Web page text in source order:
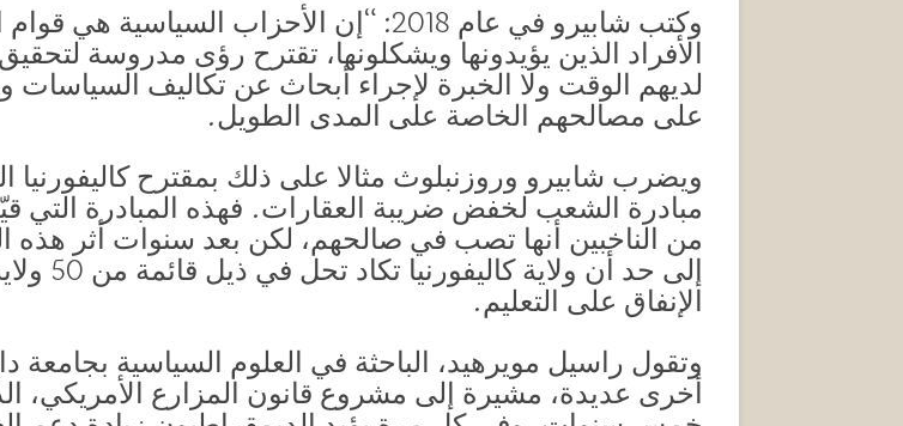
وكتب شابيرو في عام 2018: “إن الأحزاب
الأفراد الذين يؤيدونها ويشكلونها، تقترح رؤى مدروسة
لديهم الوقت ولا الخبرة لإجراء أبحاث عن تكاليف السياسات
على مصالحهم الخاصة على المدى الطويل.
مبادرة الشعب لخفض ضريبة العقارات. فهذه المبادرة التي
من الناخبين أنها تصب في صالحهم، لكن بعد سنوات أثر هذه
إلى حد
الإنفاق على التعليم.
وتقول راسيل مويرهيد، الباحثة في العلوم السياسية بجامعة
أخرى عديدة، مشيرة إلى مشروع قانون المزارع الأمريكي،